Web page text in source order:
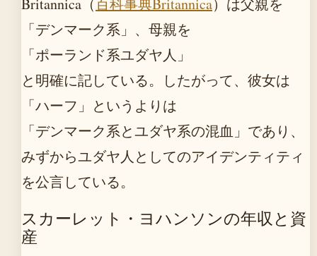
Britannica（ 百科事典Britannica）は父親を
「デンマーク系」、母親を
「ポーランド系ユダヤ人」
と明確に記している。したがって、彼女は
「ハーフ」というよりは
「デンマーク系とユダヤ系の混血」であり、
みずからユダヤ人としてのアイデンティティ
を公言している。
スカーレット・ヨハンソンの年収と資
産